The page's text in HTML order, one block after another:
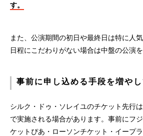
す。
また、公演期間の初日や最終日は特に人
日程にこだわりがない場合は中盤の公演
事前に申し込める手段を増やし
シルク・ドゥ・ソレイユのチケット先行
で実施される場合があります。事前にフ
ケットぴあ・ローソンチケット・イープラ